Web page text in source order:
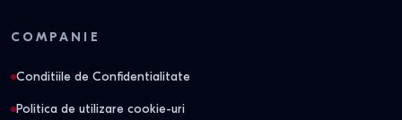
COMPANIE
Conditiile de Confidentialitate
Politica de utilizare cookie-uri